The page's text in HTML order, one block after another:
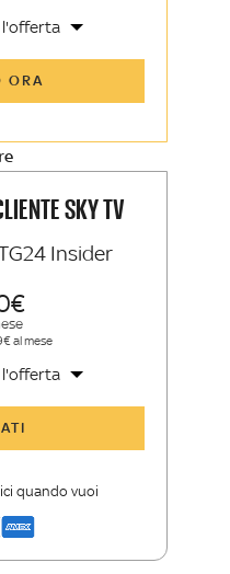
l'offerta
di Sky TG24
ORA
SKY TV
Insider
al mese
l'offerta
quando vuoi